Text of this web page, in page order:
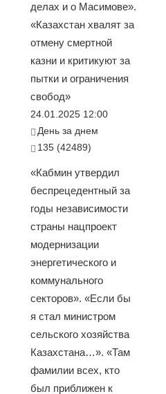
делах и о Масимове».
«Казахстан хвалят за
отмену смертной
казни и критикуют за
пытки и ограничения
свобод»
24.01.2025 12:00
День за днем
135 (42489)
«Кабмин утвердил
беспрецедентный за
годы независимости
страны нацпроект
модернизации
энергетического и
коммунального
секторов». «Если бы
я стал министром
сельского хозяйства
Казахстана…». «Там
фамилии всех, кто
был приближен к